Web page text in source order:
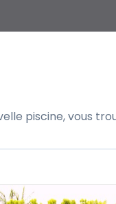
piscine, vous